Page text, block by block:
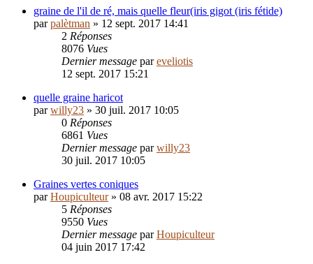
graine de l'il de ré, mais quelle fleur(iris gigot (iris fétide)
parpalètman » 12 sept. 2017 14:41
2 Réponses
8076 Vues
Dernier message pareveliotis
12 sept. 2017 15:21
quelle graine haricot
parwilly23 » 30 juil. 2017 10:05
0 Réponses
6861 Vues
Dernier message parwilly23
30 juil. 2017 10:05
Graines vertes coniques
parHoupiculteur» 08 avr. 2017 15:22
5 Réponses
9550 Vues
Dernier message parHoupiculteur
04 juin 2017 17:42